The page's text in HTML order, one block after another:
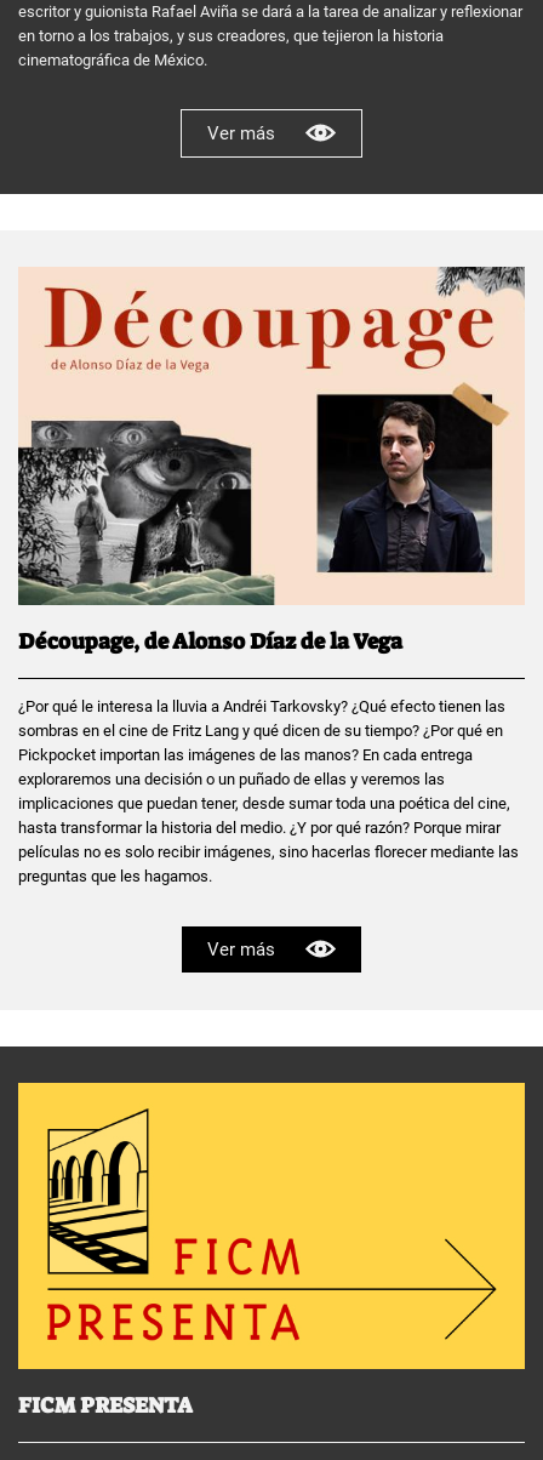
escritor y guionista Rafael Aviña se dará a la tarea de analizar y reflexionar
en torno a los trabajos, y sus creadores, que tejieron la historia
cinematográfica de México.
Ver más
Découpage, de Alonso Díaz de la Vega
¿Por qué le interesa la lluvia a Andréi Tarkovsky? ¿Qué efecto tienen las
sombras en el cine de Fritz Lang y qué dicen de su tiempo? ¿Por qué en
Pickpocket importan las imágenes de las manos? En cada entrega
exploraremos una decisión o un puñado de ellas y veremos las
implicaciones que puedan tener, desde sumar toda una poética del cine,
hasta transformar la historia del medio. ¿Y por qué razón? Porque mirar
películas no es solo recibir imágenes, sino hacerlas florecer mediante las
preguntas que les hagamos.
Ver más
FICM PRESENTA